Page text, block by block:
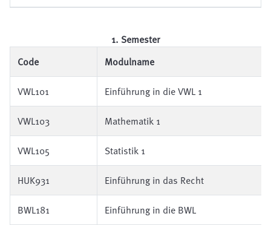
1. Semester
Code
Modulname
VWL101 Einführung in die VWL 1
VWL103 Mathematik 1
VWL105 Statistik 1
HUK931 Einführung in das Recht
BWL181 Einführung in die BWL